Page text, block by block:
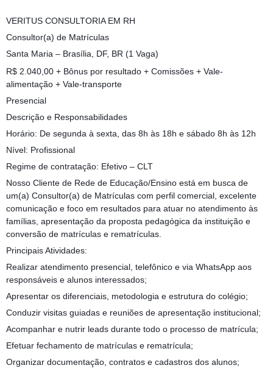
VERITUS CONSULTORIA EM RH
Consultor(a) de Matrículas
Santa Maria – Brasília, DF, BR (1 Vaga)
R$ 2.040,00 + Bônus por resultado + Comissões + Vale-
alimentação + Vale-transporte
Presencial
Descrição e Responsabilidades
Horário: De segunda à sexta, das 8h às 18h e sábado 8h às 12h
Nível: Profissional
Regime de contratação: Efetivo – CLT
Nosso Cliente de Rede de Educação/Ensino está em busca de
um(a) Consultor(a) de Matrículas com perfil comercial, excelente
comunicação e foco em resultados para atuar no atendimento às
famílias, apresentação da proposta pedagógica da instituição e
conversão de matrículas e rematrículas.
Principais Atividades:
Realizar atendimento presencial, telefônico e via WhatsApp aos
responsáveis e alunos interessados;
Apresentar os diferenciais, metodologia e estrutura do colégio;
Conduzir visitas guiadas e reuniões de apresentação institucional;
Acompanhar e nutrir leads durante todo o processo de matrícula;
Efetuar fechamento de matrículas e rematrícula;
Organizar documentação, contratos e cadastros dos alunos;